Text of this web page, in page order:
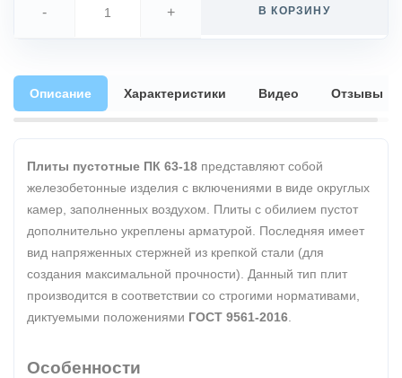
- + В КОРЗИНУ
Описание Характеристики Видео Отзывы
Плиты пустотные ПК 63-18 представляют собой
железобетонные изделия с включениями в виде округлых
камер, заполненных воздухом. Плиты с обилием пустот
дополнительно укреплены арматурой. Последняя имеет
вид напряженных стержней из крепкой стали (для
создания максимальной прочности). Данный тип плит
производится в соответствии со строгими нормативами,
диктуемыми положениями ГОСТ 9561-2016
Особенности